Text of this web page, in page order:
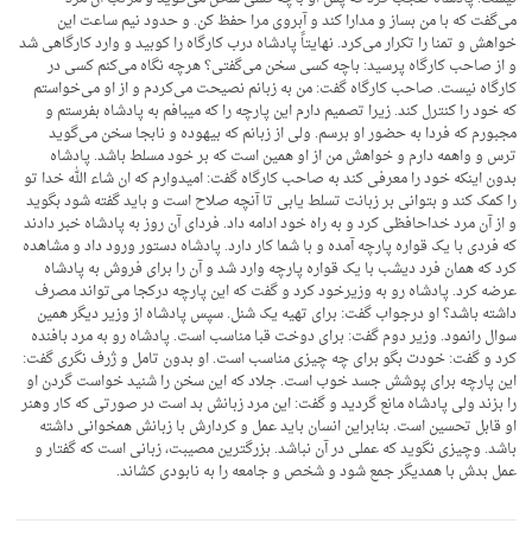
می‌گفت که با من بساز و مدارا کند و آبروی مرا حفظ کن. و حدود نیم ساعت این
خواهش و تمنا را تکرار می‌کرد. نهایتاً پادشاه درب کارگاه را کوبید و وارد کارگاهی شد
و از صاحب کارگاه پرسید: باچه کسی سخن می‌گفتی؟ هرچه نگاه می‌کنم کسی در
کارگاه نیست. صاحب کارگاه گفت: من به زبانم نصیحت می‌کردم و از او می‌خواستم
که خود را کنترل کند. زیرا تصمیم دارم این پارچه را که میبافم به پادشاه بفرستم و
مجبورم که فردا به حضور او برسم. ولی از زبانم که بیهوده و نابجا سخن می‌گوید
ترس و واهمه دارم و خواهش من از او همین است که بر خود مسلط باشد. پادشاه
بدون اینکه خود را معرفی کند به صاحب کارگاه گفت: امیدوارم که ان شاء الله خدا تو
را کمک کند و بتوانی بر زبانت تسلط یابی تا آنچه صلاح است و باید گفته شود بگوید
و از آن مرد خداحافظی کرد و به راه خود ادامه داد. فردای آن روز به پادشاه خبر دادند
که فردی با یک قواره پارچه آمده و با شما کار دارد. پادشاه دستور ورود داد و مشاهده
کرد که همان فرد دیشب با یک قواره پارچه وارد شد و آن را برای فروش به پادشاه
عرضه کرد. پادشاه رو به وزیرخود کرد و گفت که این پارچه درکجا می‌تواند مصرف
داشته باشد؟ او درجواب گفت: برای تهیه یک شنل. سپس پادشاه از وزیر دیگر همین
سوال رانمود. وزیر دوم گفت: برای دوخت قبا مناسب است. پادشاه رو به مرد بافنده
کرد و گفت: خودت بگو برای چه چیزی مناسب است. او بدون تامل و ژرف نگری گفت:
این پارچه برای پوشش جسد خوب است. جلاد که این سخن را شنید خواست گردن او
را بزند ولی پادشاه مانع گردید و گفت: این مرد زبانش بد است در صورتی که کار وهنر
او قابل تحسین است. بنابراین انسان باید عمل و کردارش با زبانش همخوانی داشته
باشد. وچیزی نگوید که عملی در آن نباشد. بزرگترین مصیبت، زبانی است که گفتار و
عمل بدش با همدیگر جمع شود و شخص و جامعه را به نابودی کشاند.